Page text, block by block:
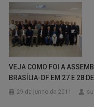
VEJA COMO FOI A
BRASÍLIA-DF EM 27 E 28
29 de junho de 2011